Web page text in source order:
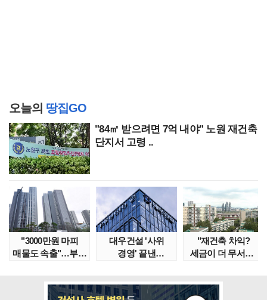
오늘의 땅집GO
"84㎡ 받으려면 7억 내야" 노원 재건축
단지서 고령 ..
"3000만원 마피
매물도 속출"…부산
대우건설 '사위
경영' 끝낸
"재건축 차익?
세금이 더 무서워"